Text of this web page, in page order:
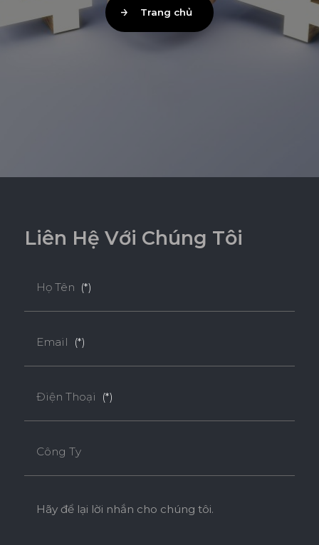
Trang chủ
Liên Hệ Với Chúng Tôi
Họ Tên (*)
Email (*)
Điện Thoại (*)
Công Ty
Hãy để lại lời nhắn cho chúng tôi.